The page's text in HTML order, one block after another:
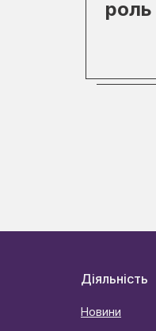
роль
Діяльність
Новини